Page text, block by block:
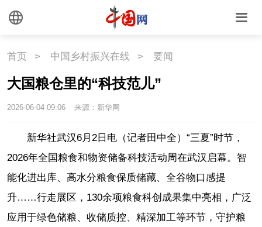
首页 > 中国乡村振兴在线 > 要闻
大国粮仓里的“科技范儿”
2026-06-04 09:06 来源：新华网
新华社武汉6月2日电（记者田中全）“三夏”时节，
2026年全国粮食和物资储备科技活动周在武汉启幕。智
能化进出库、高水分粮食保质储藏、全谷物口感提
升……行走展区，130余项粮食科创成果集中亮相，广泛
应用于绿色储粮、收储质控、精深加工等环节，守护粮